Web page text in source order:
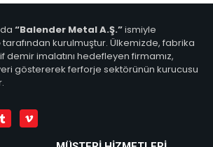
“Balender Metal A.Ş.”ismiyle
tarafından kurulmuştur. Ülkemizde, fabrika
imalatını hedefleyen firmamız,
göstererek ferforje sektörünün kurucusu